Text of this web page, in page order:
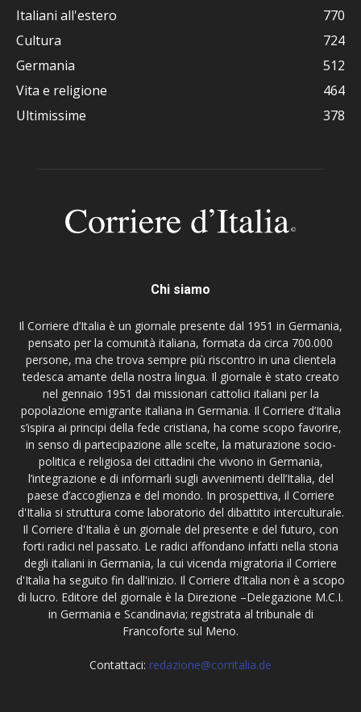
Italiani all'estero
770
Cultura
724
Germania
512
Vita e religione
464
Ultimissime
378
Chi siamo
Il Corriere d’Italia è un giornale presente dal 1951 in Germania,
pensato per la comunità italiana, formata da circa 700.000
persone, ma che trova sempre più riscontro in una clientela
tedesca amante della nostra lingua. Il giornale è stato creato
nel gennaio 1951 dai missionari cattolici italiani per la
popolazione emigrante italiana in Germania. Il Corriere d’Italia
s’ispira ai principi della fede cristiana, ha come scopo favorire,
in senso di partecipazione alle scelte, la maturazione socio-
politica e religiosa dei cittadini che vivono in Germania,
l’integrazione e di informarli sugli avvenimenti dell’Italia, del
paese d’accoglienza e del mondo. In prospettiva, il Corriere
d'Italia si struttura come laboratorio del dibattito interculturale.
Il Corriere d'Italia è un giornale del presente e del futuro, con
forti radici nel passato. Le radici affondano infatti nella storia
degli italiani in Germania, la cui vicenda migratoria il Corriere
d'Italia ha seguito fin dall'inizio. Il Corriere d’Italia non è a scopo
di lucro. Editore del giornale è la Direzione –Delegazione M.C.I.
in Germania e Scandinavia; registrata al tribunale di
Francoforte sul Meno.
Contattaci: redazione@corritalia.de